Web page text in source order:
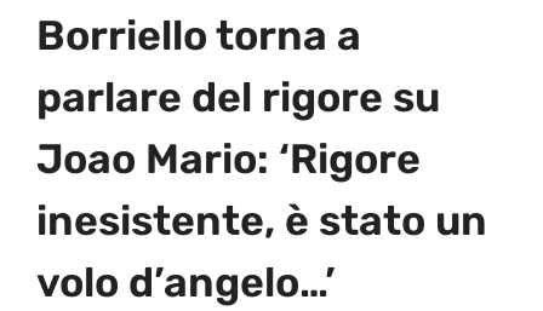
Borriello torna a
parlare del rigore su
Joao Mario: ‘Rigore
inesistente, è stato un
volo d’angelo…’